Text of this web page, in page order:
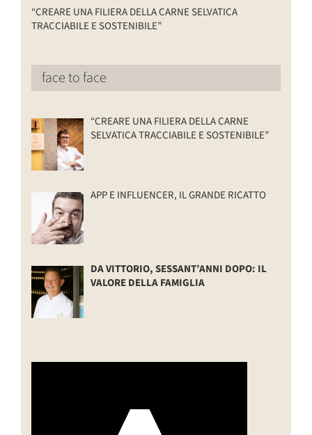
“CREARE UNA FILIERA DELLA CARNE SELVATICA
TRACCIABILE E SOSTENIBILE”
face to face
“CREARE UNA FILIERA DELLA CARNE
SELVATICA TRACCIABILE E SOSTENIBILE”
APP E INFLUENCER, IL GRANDE RICATTO
DA VITTORIO, SESSANT’ANNI DOPO: IL
VALORE DELLA FAMIGLIA